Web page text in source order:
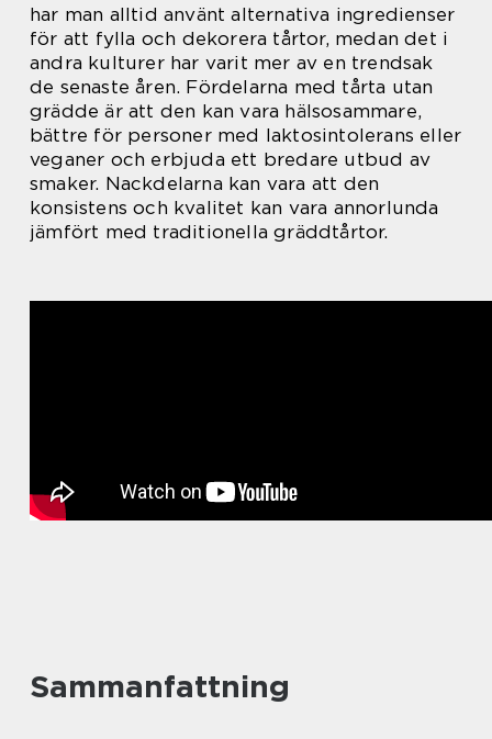
har man alltid använt alternativa ingredienser
för att fylla och dekorera tårtor, medan det i
andra kulturer har varit mer av en trendsak
de senaste åren. Fördelarna med tårta utan
grädde är att den kan vara hälsosammare,
bättre för personer med laktosintolerans eller
veganer och erbjuda ett bredare utbud av
smaker. Nackdelarna kan vara att den
konsistens och kvalitet kan vara annorlunda
jämfört med traditionella gräddtårtor.
Sammanfattning